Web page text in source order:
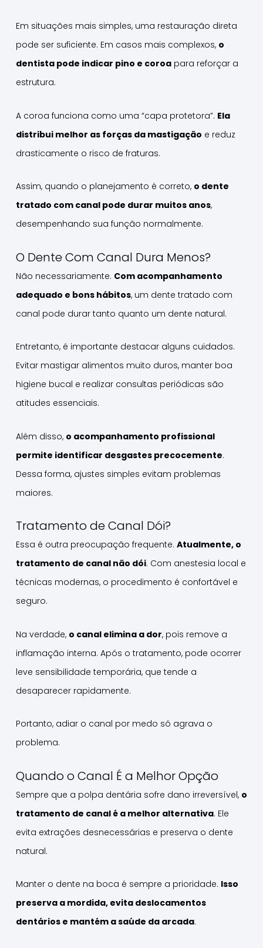
Em situações mais simples, uma restauração direta
pode ser suficiente. Em casos mais complexos, o
dentista pode indicar pino e coroapara reforçar a
estrutura.
A coroa funciona como uma “capa protetora”. Ela
distribui melhor as forças da mastigação e reduz
drasticamente o risco de fraturas.
Assim, quando o planejamento é correto, o dente
tratado com canal pode durar muitos anos,
desempenhando sua função normalmente.
O Dente Com Canal Dura Menos?
Não necessariamente. Com acompanhamento
adequado e bons hábitos, um dente tratado com
canal pode durar tanto quanto um dente natural.
Entretanto, é importante destacar alguns cuidados.
Evitar mastigar alimentos muito duros, manter boa
higiene bucal e realizar consultas periódicas são
atitudes essenciais.
Além disso, o acompanhamento profissional
permite identificar desgastes precocemente.
Dessa forma, ajustes simples evitam problemas
maiores.
Tratamento de Canal Dói?
Essa é outra preocupação frequente. Atualmente, o
tratamento de canal não dói. Com anestesia local e
técnicas modernas, o procedimento é confortável e
seguro.
Na verdade, o canal elimina a dor, pois remove a
inflamação interna. Após o tratamento, pode ocorrer
leve sensibilidade temporária, que tende a
desaparecer rapidamente.
Portanto, adiar o canal por medo só agrava o
problema.
Quando o Canal É a Melhor Opção
Sempre que a polpa dentária sofre dano irreversível, o
tratamento de canal é a melhor alternativa. Ele
evita extrações desnecessárias e preserva o dente
natural.
Manter o dente na boca é sempre a prioridade. Isso
preserva a mordida, evita deslocamentos
dentários e mantém a saúde da arcada.